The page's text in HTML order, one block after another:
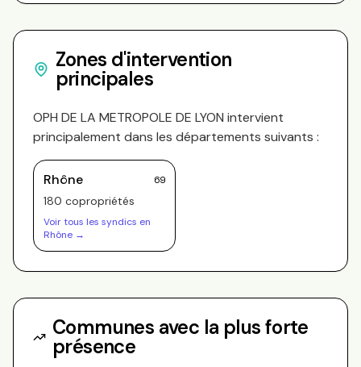
Zones d'intervention
principales
OPH DE LA METROPOLE DE LYON intervient
principalement dans les départements suivants :
Rhône 69
180 copropriétés
Voir tous les syndics en
Rhône →
Communes avec la plus forte
présence